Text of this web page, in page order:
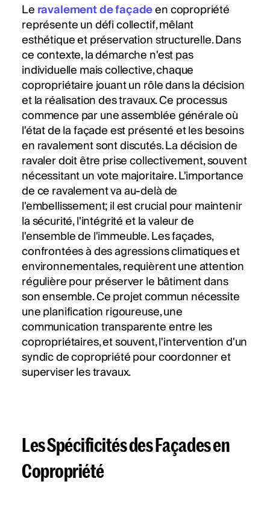
Leravalement de façadeen copropriété
représente un défi collectif, mêlant
esthétique et préservation structurelle. Dans
ce contexte, la démarche n'est pas
individuelle mais collective, chaque
copropriétaire jouant un rôle dans la décision
et la réalisation des travaux. Ce processus
commence par une assemblée générale où
l'état de la façade est présenté et les besoins
en ravalement sont discutés. La décision de
ravaler doit être prise collectivement, souvent
nécessitant un vote majoritaire. L'importance
de ce ravalement va au-delà de
l'embellissement; il est crucial pour maintenir
la sécurité, l'intégrité et la valeur de
l'ensemble de l'immeuble. Les façades,
confrontées à des agressions climatiques et
environnementales, requièrent une attention
régulière pour préserver le bâtiment dans
son ensemble. Ce projet commun nécessite
une planification rigoureuse, une
communication transparente entre les
copropriétaires, et souvent, l'intervention d'un
syndic de copropriété pour coordonner et
superviser les travaux.
Les Spécificités des Façades en
Copropriété